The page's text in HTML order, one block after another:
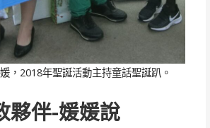
，2018年聖誕活動主持童話聖誕趴。
夥伴-媛媛說